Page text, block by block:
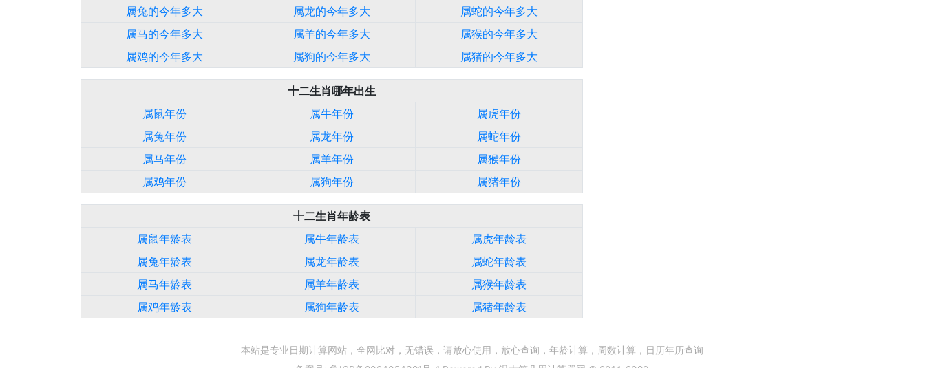
属兔的今年多大
属龙的今年多大
属蛇的今年多大
属马的今年多大
属羊的今年多大
属猴的今年多大
属鸡的今年多大
属狗的今年多大 属猪的今年多大
十二生肖哪年出生
属鼠年份
属牛年份
属虎年份
属兔年份
属龙年份
属蛇年份
属马年份
属羊年份
属猴年份
属鸡年份
属狗年份 属猪年份
十二生肖年龄表
属鼠年龄表
属牛年龄表
属虎年龄表
属兔年龄表
属龙年龄表
属蛇年龄表
属马年龄表
属羊年龄表
属猴年龄表
属鸡年龄表
属狗年龄表 属猪年龄表
本站是专业日期计算网站，全网比对，无错误，请放心使用，放心查询，年龄计算，周数计算，日历年历查询